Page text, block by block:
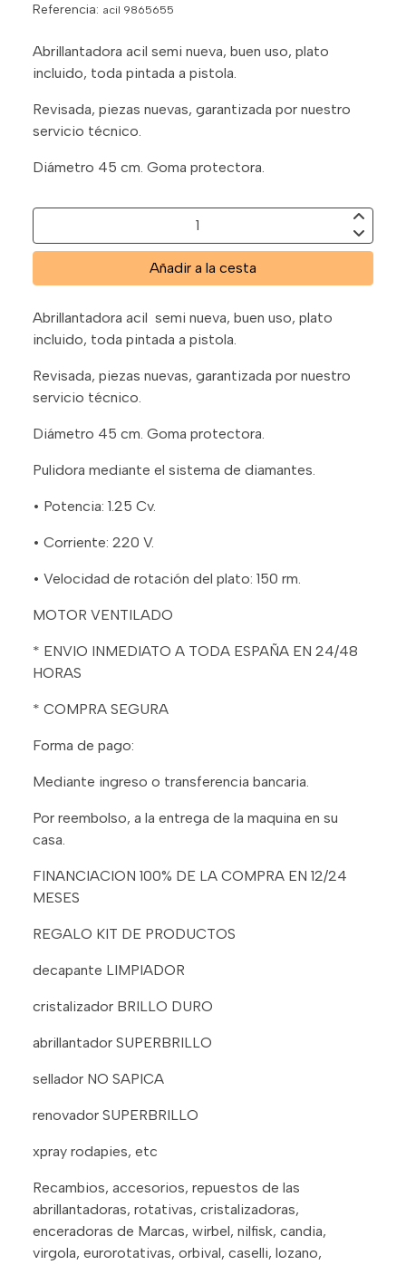
Referencia: acil 9865655
Abrillantadora acil semi nueva, buen uso, plato
incluido, toda pintada a pistola.
Revisada, piezas nuevas, garantizada por nuestro
servicio técnico.
Diámetro 45 cm. Goma protectora.
Añadir a la cesta
Abrillantadora acil semi nueva, buen uso, plato
incluido, toda pintada a pistola.
Revisada, piezas nuevas, garantizada por nuestro
servicio técnico.
Diámetro 45 cm. Goma protectora.
Pulidora mediante el sistema de diamantes.
• Potencia: 1.25 Cv.
• Corriente: 220 V.
• Velocidad de rotación del plato: 150 rm.
MOTOR VENTILADO
* ENVIO INMEDIATO A TODA ESPAÑA EN 24/48
HORAS
* COMPRA SEGURA
Forma de pago:
Mediante ingreso o transferencia bancaria.
Por reembolso, a la entrega de la maquina en su
casa.
FINANCIACION 100% DE LA COMPRA EN 12/24
MESES
REGALO KIT DE PRODUCTOS
decapante LIMPIADOR
cristalizador BRILLO DURO
abrillantador SUPERBRILLO
sellador NO SAPICA
renovador SUPERBRILLO
xpray rodapies, etc
Recambios, accesorios, repuestos de las
abrillantadoras, rotativas, cristalizadoras,
enceradoras de Marcas, wirbel, nilfisk, candia,
virgola, eurorotativas, orbival, caselli, lozano,